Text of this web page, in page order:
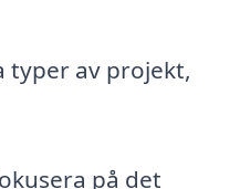
typer av projekt,
på det